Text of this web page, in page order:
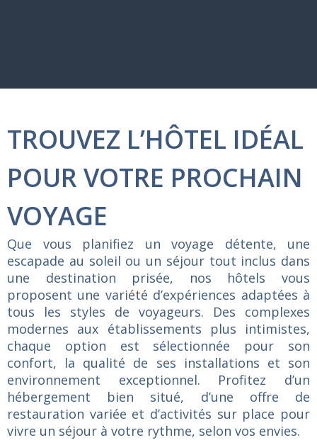
TROUVEZ L’HÔTEL IDÉAL
POUR VOTRE PROCHAIN
VOYAGE
Que vous planifiez un voyage détente, une
escapade au soleil ou un séjour tout inclus dans
une destination prisée, nos hôtelsvous
proposent une variété d’expériences adaptées à
tous les styles de voyageurs. Des complexes
modernes aux établissements plus intimistes,
chaque option est sélectionnée pour son
confort, la qualité de ses installations et son
environnement exceptionnel. Profitez d’un
hébergement bien situé, d’une offre de
restauration variée et d’activités sur place pour
vivre un séjour à votre rythme, selon vos envies.